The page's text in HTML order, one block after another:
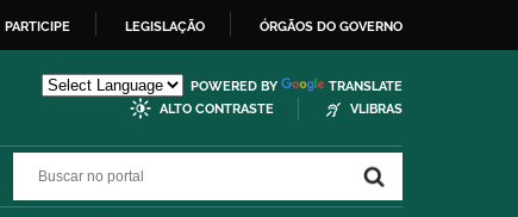
PARTICIPE LEGISLAÇÃO ÓRGÃOS DO GOVERNO
POWERED BY
TRANSLATE
ALTO CONTRASTE
VLIBRAS